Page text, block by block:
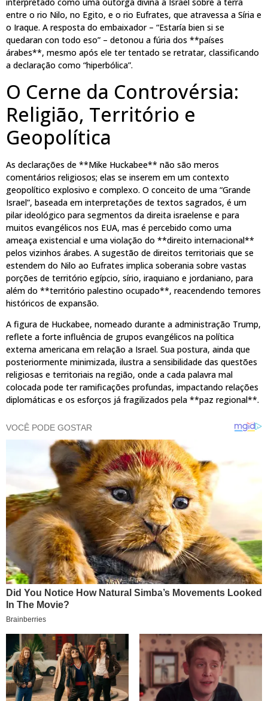
entre o rio Nilo, no Egito, e o rio Eufrates, que atravessa a Síria e
o Iraque. A resposta do embaixador – “Estaría bien si se
quedaran con todo eso” – detonou a fúria dos **países
árabes**, mesmo após ele ter tentado se retratar, classificando
a declaração como “hiperbólica”.
O Cerne da Controvérsia:
Religião, Território e
Geopolítica
As declarações de **Mike Huckabee** não são meros
comentários religiosos; elas se inserem em um contexto
geopolítico explosivo e complexo. O conceito de uma “Grande
Israel”, baseada em interpretações de textos sagrados, é um
pilar ideológico para segmentos da direita israelense e para
muitos evangélicos nos EUA, mas é percebido como uma
ameaça existencial e uma violação do **direito internacional**
pelos vizinhos árabes. A sugestão de direitos territoriais que se
estendem do Nilo ao Eufrates implica soberania sobre vastas
porções de território egípcio, sírio, iraquiano e jordaniano, para
além do **território palestino ocupado**, reacendendo temores
históricos de expansão.
A figura de Huckabee, nomeado durante a administração Trump,
reflete a forte influência de grupos evangélicos na política
externa americana em relação a Israel. Sua postura, ainda que
posteriormente minimizada, ilustra a sensibilidade das questões
religiosas e territoriais na região, onde a cada palavra mal
colocada pode ter ramificações profundas, impactando relações
diplomáticas e os esforços já fragilizados pela **paz regional**.